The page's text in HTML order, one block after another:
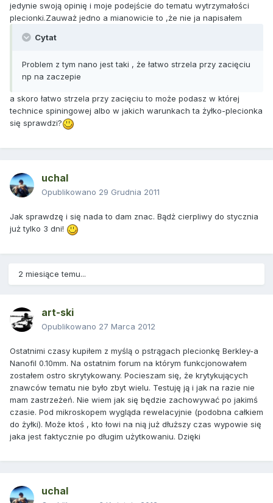
jedynie swoją opinię i moje podejście do tematu wytrzymałości
plecionki.Zauważ jedno a mianowicie to ,że nie ja napisałem
Cytat
Problem z tym nano jest taki , że łatwo strzela przy zacięciu
np na zaczepie
a skoro łatwo strzela przy zacięciu to może podasz w której
technice spiningowej albo w jakich warunkach ta żyłko-plecionka
się sprawdzi?
uchal
Opublikowano 29 Grudnia 2011
Jak sprawdzę i się nada to dam znac. Bądż cierpliwy do stycznia
już tylko 3 dni!
2 miesiące temu...
art-ski
Opublikowano 27 Marca 2012
Ostatnimi czasy kupiłem z myślą o pstrągach plecionkę Berkley-a
Nanofil 0.10mm. Na ostatnim forum na którym funkcjonowałem
zostałem ostro skrytykowany. Pocieszam się, że krytykujących
znawców tematu nie było zbyt wielu. Testuję ją i jak na razie nie
mam zastrzeżeń. Nie wiem jak się będzie zachowywać po jakimś
czasie. Pod mikroskopem wygląda rewelacyjnie (podobna całkiem
do żyłki). Może ktoś , kto łowi na nią już dłuższy czas wypowie się
jaka jest faktycznie po długim użytkowaniu. Dzięki
uchal